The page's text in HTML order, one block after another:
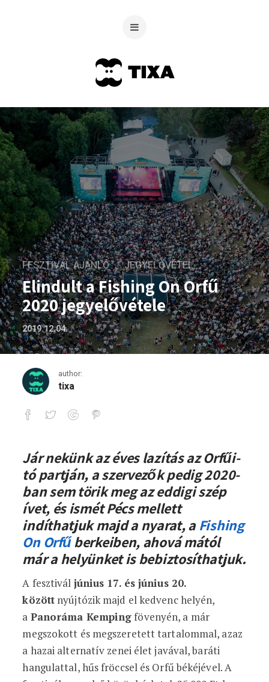
FESZTIVÁL AJÁNLÓ JEGYELŐVÉTEL
Elindult a Fishing On Orfű
2020 jegyelővétele
2019.12.04.
author:
tixa
Elindult a Fishing On Orfű 2020
Jár nekünk az éves lazítás az Orfűi-
tó partján, a szervezők pedig 2020-
ban sem törik meg az eddigi szép
ívet, és ismét Pécs mellett
indíthatjuk majd a nyarat, a Fishing
On Orfűberkeiben, ahová mától
már a helyünket is bebiztosíthatjuk.
A fesztivál június 17. és június 20.
között nyújtózik majd el kedvenc helyén,
a Panoráma Kempingfövenyén, a már
megszokott és megszeretett tartalommal, azaz
a hazai alternatív zenei élet javával, baráti
hangulattal, hűs fröccsel és Orfű békéjével. A